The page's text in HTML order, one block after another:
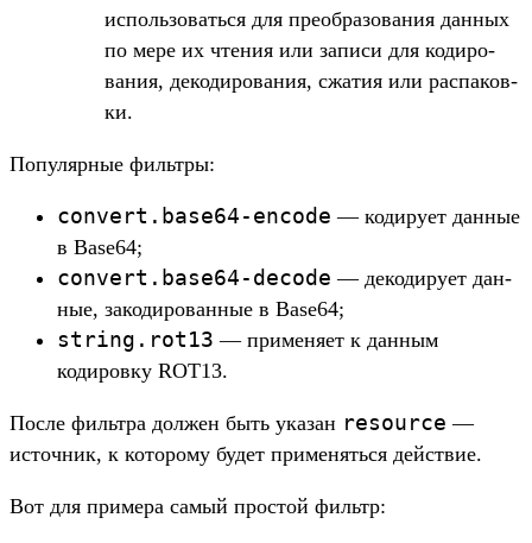
исполь­зовать­ся для пре­обра­зова­ния дан­ных
по мере их чте­ния или записи для кодиро­
вания, декоди­рова­ния, сжа­тия или рас­паков­
ки.
По­пуляр­ные филь­тры:
convert. base64-encode — кодиру­ет дан­ные
в Base64;
convert. base64-decode — декоди­рует дан­
ные, закоди­рован­ные в Base64;
string. rot13 — при­меня­ет к дан­ным
кодиров­ку ROT13.
Пос­ле филь­тра дол­жен быть ука­зан resource —
источник, к которо­му будет при­менять­ся дей­ствие.
Вот для при­мера самый прос­той филь­тр: